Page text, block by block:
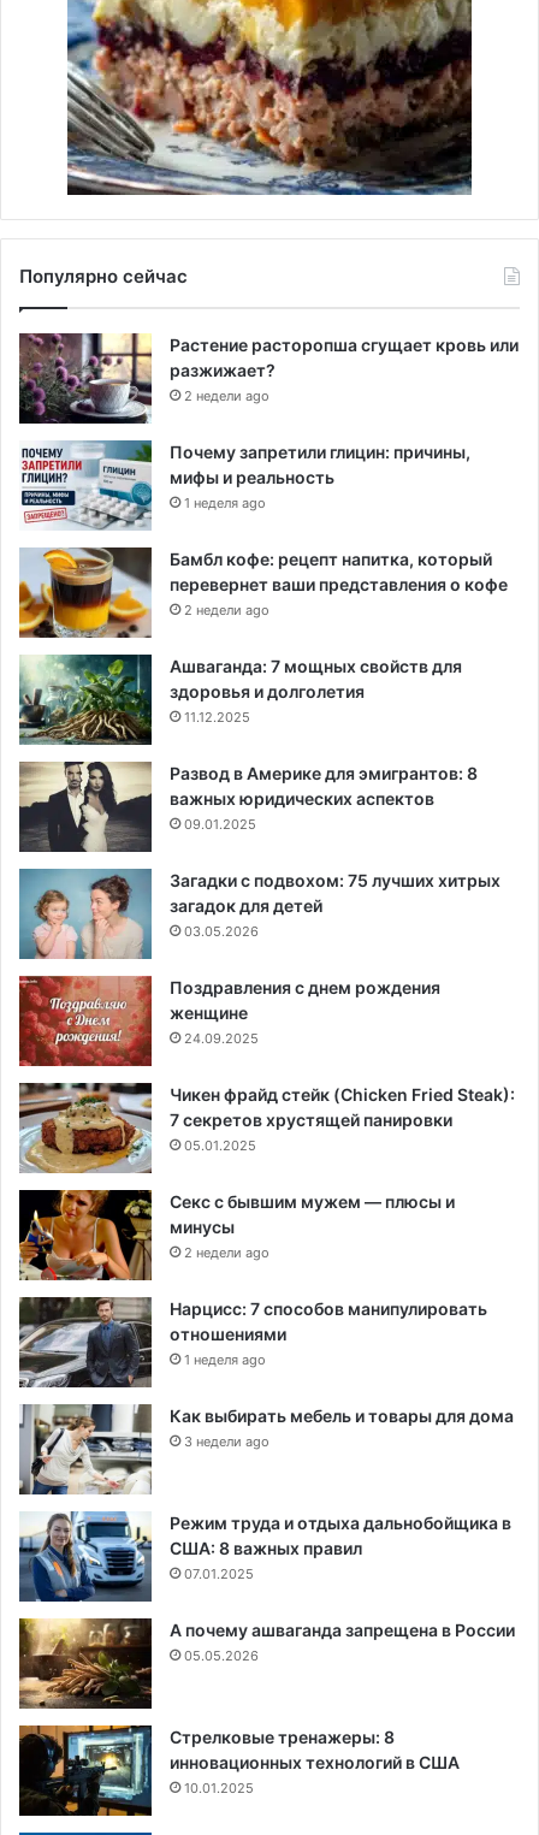
Популярно сейчас
Растение расторопша сгущает кровь или
разжижает?
2 недели ago
Почему запретили глицин: причины,
мифы и реальность
1 неделя ago
Бамбл кофе: рецепт напитка, который
перевернет ваши представления о кофе
2 недели ago
Ашваганда: 7 мощных свойств для
здоровья и долголетия
11.12.2025
Развод в Америке для эмигрантов: 8
важных юридических аспектов
09.01.2025
Загадки с подвохом: 75 лучших хитрых
загадок для детей
03.05.2026
Поздравления с днем рождения
женщине
24.09.2025
Чикен фрайд стейк (Chicken Fried Steak):
7 секретов хрустящей панировки
05.01.2025
Секс с бывшим мужем — плюсы и
минусы
2 недели ago
Нарцисс: 7 способов манипулировать
отношениями
1 неделя ago
Как выбирать мебель и товары для дома
3 недели ago
Режим труда и отдыха дальнобойщика в
США: 8 важных правил
07.01.2025
А почему ашваганда запрещена в России
05.05.2026
Стрелковые тренажеры: 8
инновационных технологий в США
10.01.2025